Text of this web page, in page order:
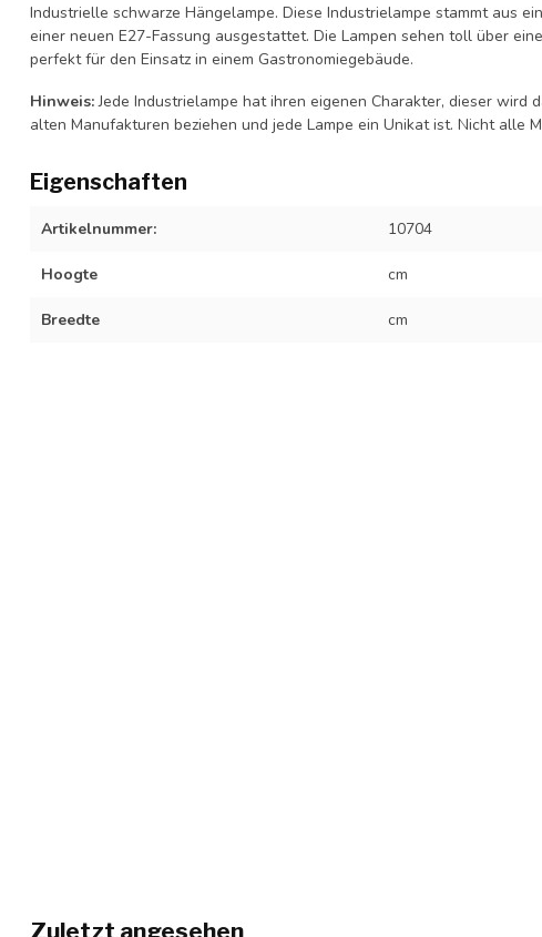
Industrielle schwarze Hängelampe. Diese Industrielampe stammt aus
einer neuen E27-Fassung ausgestattet. Die Lampen sehen toll über
perfekt für den Einsatz in einem Gastronomiegebäude.
Hinweis:Jede Industrielampe hat ihren eigenen Charakter, dieser wird
alten Manufakturen beziehen und jede Lampe ein Unikat ist. Nicht alle
Eigenschaften
Artikelnummer: 10704
Hoogte cm
Breedte cm
Zuletzt angesehen